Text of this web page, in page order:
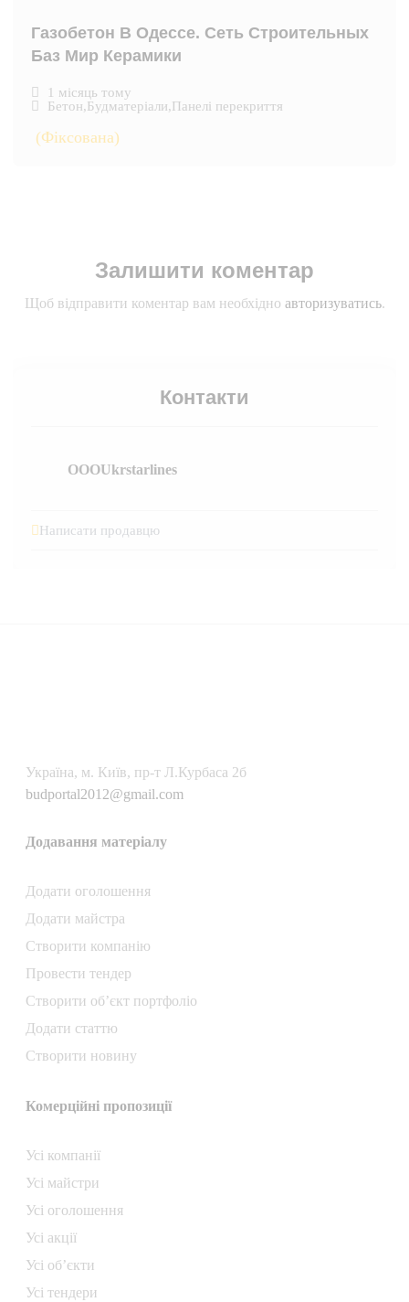
Газобетон В Одессе. Сеть Строительных
Баз Мир Керамики
1 місяць тому
Бетон,Будматеріали,Панелі перекриття
(Фіксована)
Залишити коментар
Щоб відправити коментар вам необхідно авторизуватись.
Контакти
OOOUkrstarlines
Написати продавцю
Українa, м. Київ, пр-т Л.Курбаса 2б
budportal2012@gmail.com
Додавання матеріалу
Додати oголошення
Додати майстра
Створити компанiю
Провести тендер
Створити об’єкт портфоліо
Додати статтю
Створити новину
Комерційні пропозиції
Усі компанії
Усі майстри
Усі оголошення
Усі акції
Усі об’єкти
Усі тендери